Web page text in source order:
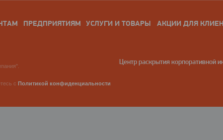
ПРЕДПРИЯТИЯМ УСЛУГИ И ТОВАРЫ АКЦИИ ДЛЯ
Центр раскрытия
с Политикой конфиденциальности